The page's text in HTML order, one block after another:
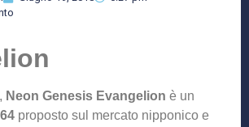
, Neon Genesis Evangelion è un
proposto sul mercato nipponico e